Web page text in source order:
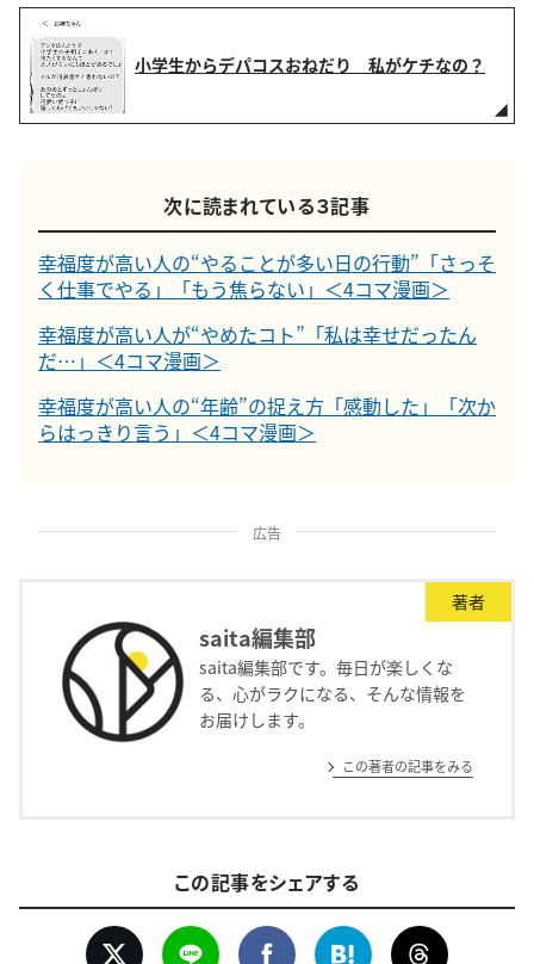
小学生からデパコスおねだり 私がケチなの？
次に読まれている３記事
幸福度が高い人の“やることが多い日の行動”「さっそ
く仕事でやる」「もう焦らない」＜4コマ漫画＞
幸福度が高い人が“やめたコト”「私は幸せだったん
だ…」＜4コマ漫画＞
幸福度が高い人の“年齢”の捉え方「感動した」「次か
らはっきり言う」＜4コマ漫画＞
広告
著者
saita編集部
saita編集部です。毎日が楽しくな
る、心がラクになる、そんな情報を
お届けします。
この著者の記事をみる
この記事をシェアする